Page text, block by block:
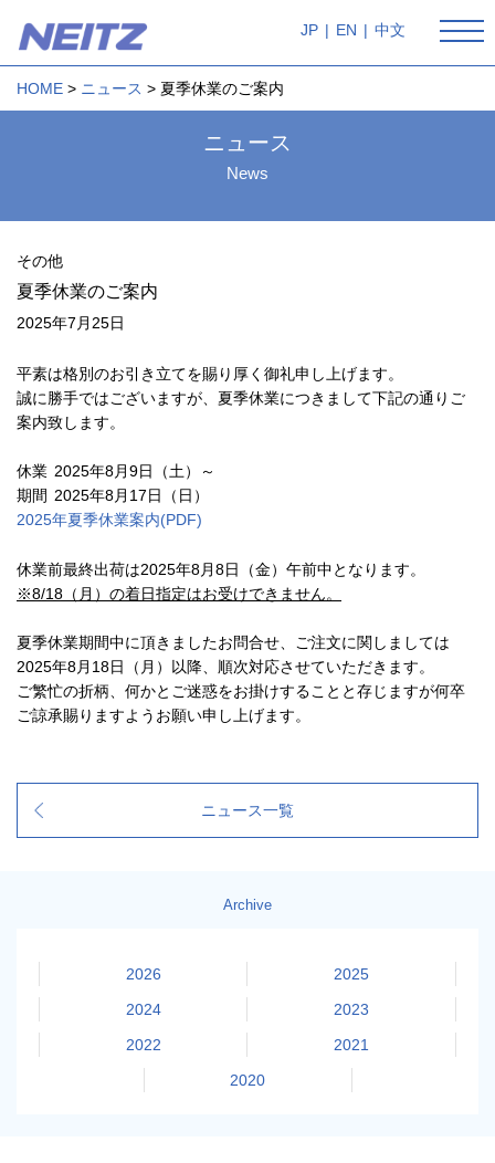
JP | EN | 中文
HOME ニュース 夏季休業のご案内
ニュース
News
その他
夏季休業のご案内
2025年7月25日
平素は格別のお引き立てを賜り厚く御礼申し上げます。
誠に勝手ではございますが、夏季休業につきまして下記の通りご
案内致します。
休業
期間
2025年8月9日（土）～
2025年8月17日（日）
2025年夏季休業案内(PDF)
休業前最終出荷は2025年8月8日（金）午前中となります。
※8/18（月）の着日指定はお受けできません。
夏季休業期間中に頂きましたお問合せ、ご注文に関しましては
2025年8月18日（月）以降、順次対応させていただきます。
ご繁忙の折柄、何かとご迷惑をお掛けすることと存じますが何卒
ご諒承賜りますようお願い申し上げます。
ニュース一覧
Archive
2026
2025
2024
2023
2022
2021
2020